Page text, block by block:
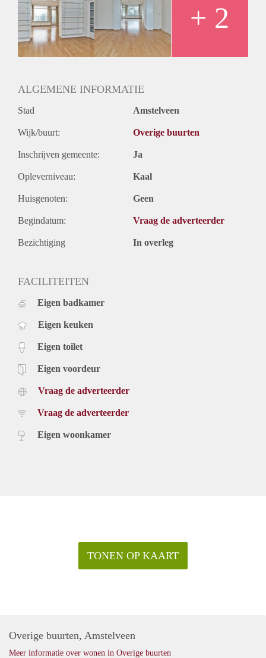
+ 2
ALGEMENE INFORMATIE
Stad Amstelveen
Wijk/buurt: Overige buurten
Inschrijven gemeente: Ja
Opleverniveau: Kaal
Huisgenoten: Geen
Begindatum: Vraag de adverteerder
Bezichtiging In overleg
FACILITEITEN
Eigen badkamer
Eigen keuken
Eigen toilet
Eigen voordeur
Vraag de adverteerder
Vraag de adverteerder
Eigen woonkamer
TONEN OP KAART
Overige buurten, Amstelveen
Meer informatie over wonen in Overige buurten